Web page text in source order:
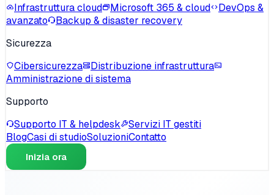
Infrastruttura cloud
Microsoft 365 & cloud
DevOps &
avanzato
Backup & disaster recovery
Sicurezza
Cibersicurezza
Distribuzione infrastruttura
Amministrazione di sistema
Supporto
Supporto IT & helpdesk
Servizi IT gestiti
BlogCasi di studioSoluzioniContatto
Inizia ora